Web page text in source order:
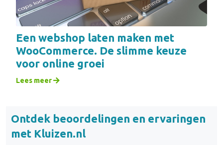
Een webshop laten maken met
WooCommerce. De slimme keuze
voor online groei
Lees meer
Ontdek beoordelingen en ervaringen
met Kluizen.nl